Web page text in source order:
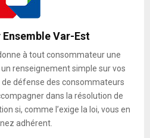
Ensemble Var-Est
à tout consommateur une
renseignement simple sur vos
défense des consommateurs
dans la résolution de
si, comme l’exige la loi, vous en
adhérent.